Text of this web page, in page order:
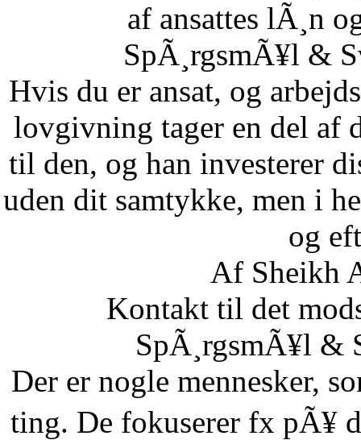
af ansattes lÃ¸n
SpÃ¸rgsmÃ¥l &
Hvis du er ansat, og
lovgivning tager en del af
til den, og han investerer
uden dit samtykke, men i
og
Af Sheikh
Kontakt til det
SpÃ¸rgsmÃ¥l &
Der er nogle mennesker,
ting. De fokuserer fx pÃ¥